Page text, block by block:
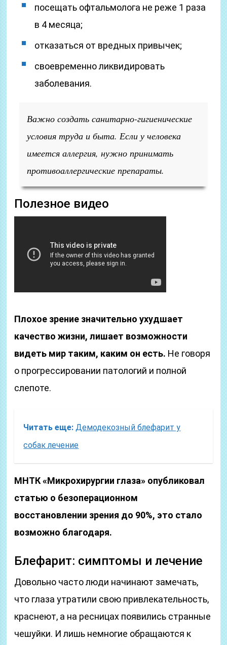
посещать офтальмолога не реже 1 раза
в 4 месяца;
отказаться от вредных привычек;
своевременно ликвидировать
заболевания.
Важно создать санитарно-гигиенические
условия труда и быта. Если у человека
имеется аллергия, нужно принимать
противоаллергические препараты.
Полезное видео
Плохое зрение значительно ухудшает
качество жизни, лишает возможности
видеть мир таким, каким он есть. Не говоря
о прогрессировании патологий и полной
слепоте.
Читать еще: Демодекозный блефарит у
собак лечение
МНТК «Микрохирургии глаза» опубликовал
статью о безоперационном
восстановлении зрения до 90%, это стало
возможно благодаря.
Блефарит: симптомы и лечение
Довольно часто люди начинают замечать,
что глаза утратили свою привлекательность,
краснеют, а на ресницах появились странные
чешуйки. И лишь немногие обращаются к